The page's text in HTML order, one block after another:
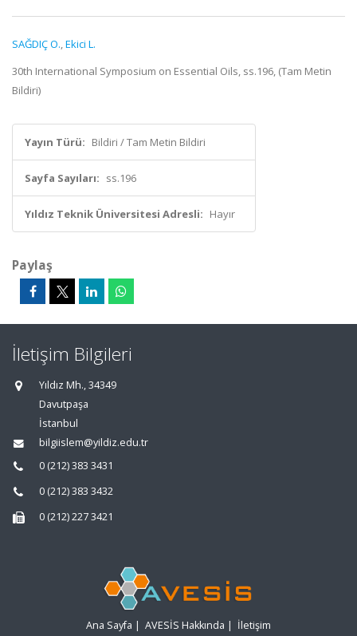
SAĞDIÇ O.,Ekici L.
30th International Symposium on Essential Oils, ss.196, (Tam Metin
Bildiri)
Yayın Türü: Bildiri / Tam Metin Bildiri
Sayfa Sayıları: ss.196
Yıldız Teknik Üniversitesi Adresli: Hayır
Paylaş
İletişim Bilgileri
Yıldız Mh., 34349
Davutpaşa
İstanbul
bilgiislem@yildiz.edu.tr
0 (212) 383 3431
0 (212) 383 3432
0 (212) 227 3421
Ana Sayfa | AVESİS Hakkında | İletişim